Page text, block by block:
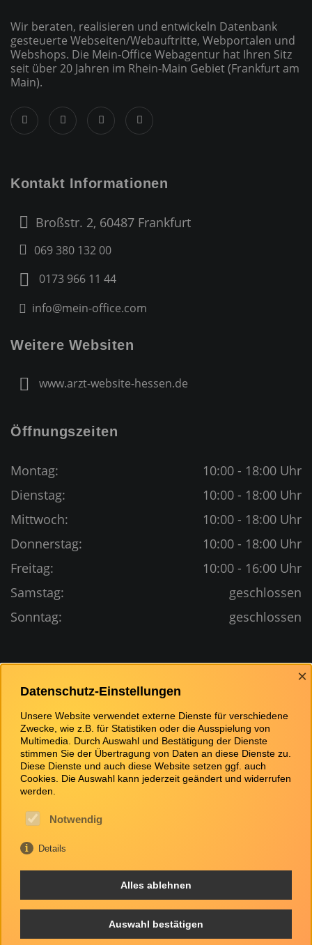
Wir beraten, realisieren und entwickeln Datenbank
gesteuerte Webseiten/­Webauftritte, Webportalen und
Webshops. Die Mein-Office Webagentur hat Ihren Sitz
seit über 20 Jahren im Rhein-Main Gebiet (Frankfurt am
Main).
Kontakt Informationen
Broßstr. 2, 60487 Frankfurt
069 380 132 00
0173 966 11 44
info@mein-office.com
Weitere Websiten
www.arzt-website-hessen.de
Öffnungszeiten
Montag:
10:00 - 18:00 Uhr
Dienstag:
10:00 - 18:00 Uhr
Mittwoch:
10:00 - 18:00 Uhr
Donnerstag:
10:00 - 18:00 Uhr
Freitag:
10:00 - 16:00 Uhr
Samstag:
geschlossen
Sonntag:
geschlossen
Bewertungen
Datenschutz-Einstellungen
×
Unsere Website verwendet externe Dienste für verschiedene
Zwecke, wie z.B. für Statistiken oder die Ausspielung von
Multimedia. Durch Auswahl und Bestätigung der Dienste
stimmen Sie der Übertragung von Daten an diese Dienste zu.
Diese Dienste und auch diese Website setzen ggf. auch
Cookies. Die Auswahl kann jederzeit geändert und widerrufen
werden.
Notwendig
Details
Alles ablehnen
Auswahl bestätigen